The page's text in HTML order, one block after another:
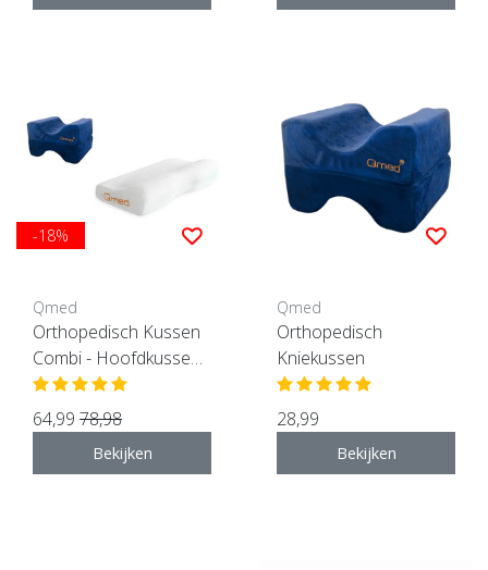
-18%
Qmed
Orthopedisch Kussen
Combi - Hoofdkussen
+ Kniekussen
64,99 78,98
Bekijken
Qmed
Orthopedisch
Kniekussen
28,99
Bekijken